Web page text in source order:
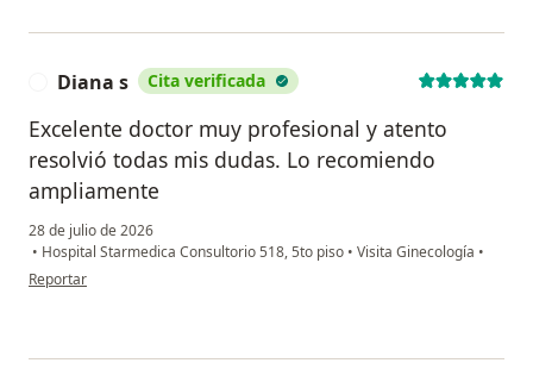
Diana s Cita verificada
Excelente doctor muy profesional y atento
resolvió todas mis dudas. Lo recomiendo
ampliamente
28 de julio de 2026
• Hospital Starmedica Consultorio 518, 5to piso • Visita Ginecología •
en opinión del usuario Diana s
Reportar